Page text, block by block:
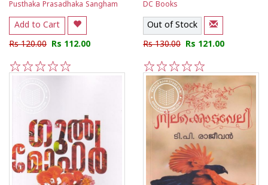
Pusthaka Prasadhaka Sangham
Add to Cart
Rs 120.00 Rs 112.00
5
4
3
DC Books
Out of Stock
Rs 130.00 Rs 121.00
5
4
3
2
1